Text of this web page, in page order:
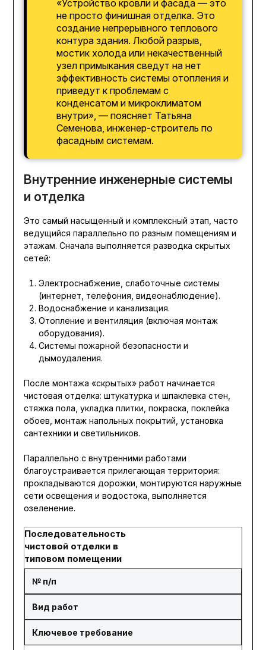
«Устройство кровли и фасада — это
не просто финишная отделка. Это
создание непрерывного теплового
контура здания. Любой разрыв,
мостик холода или некачественный
узел примыкания сведут на нет
эффективность системы отопления и
приведут к проблемам с
конденсатом и микроклиматом
внутри», — поясняет Татьяна
Семенова, инженер-строитель по
фасадным системам.
Внутренние инженерные системы
и отделка
Это самый насыщенный и комплексный этап, часто
ведущийся параллельно по разным помещениям и
этажам. Сначала выполняется разводка скрытых
сетей:
Электроснабжение, слаботочные системы
(интернет, телефония, видеонаблюдение).
Водоснабжение и канализация.
Отопление и вентиляция (включая монтаж
оборудования).
Системы пожарной безопасности и
дымоудаления.
После монтажа «скрытых» работ начинается
чистовая отделка: штукатурка и шпаклевка стен,
стяжка пола, укладка плитки, покраска, поклейка
обоев, монтаж напольных покрытий, установка
сантехники и светильников.
Параллельно с внутренними работами
благоустраивается прилегающая территория:
прокладываются дорожки, монтируются наружные
сети освещения и водостока, выполняется
озеленение.
Последовательность
чистовой отделки в
типовом помещении
№ п/п
Вид работ
Ключевое требование